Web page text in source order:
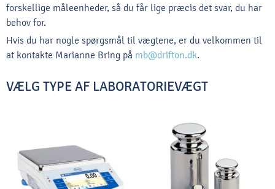
forskellige måleenheder, så du får lige præcis det svar, du har
behov for.
Hvis du har nogle spørgsmål til vægtene, er du velkommen til
at kontakte Marianne Bring på mb@drifton.dk.
VÆLG TYPE AF LABORATORIEVÆGT